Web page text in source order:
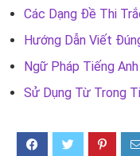
Các Dạng Đề Thi
Hướng Dẫn Viết
Ngữ Pháp Tiếng Anh
Sử Dụng Từ Trong